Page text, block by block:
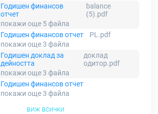
Годишен финансов
отчет
balance
(5).pdf
покажи още 5файла
Годишен финансов отчет
PL.pdf
покажи още 3 файла
Годишен доклад за
дейността
доклад
одитор.pdf
покажи още 3 файла
Годишен финансов отчет
покажи още 3 файла
виж всички